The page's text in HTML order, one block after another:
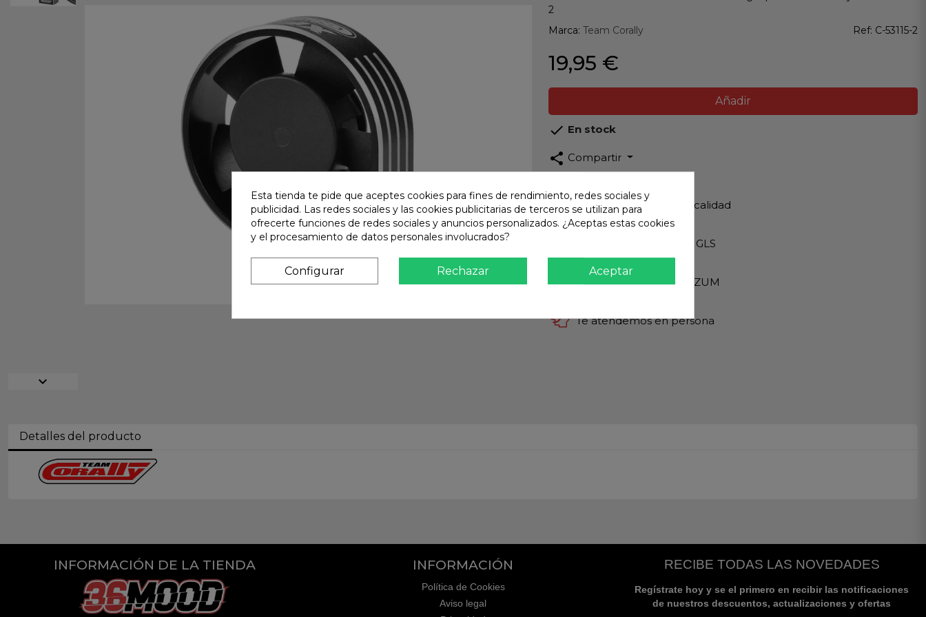
expand_more
2
Marca: Team Corally Ref: C-53115-2
19,95 €
Añadir
 En stock
share Compartir
Calidad Garantizada
Productos de Máxima calidad
Envío Rápido
Envios Internacionales GLS
Pago Seguro
TARJETA - PAYPAL - BIZUM
Te atendemos en persona
Detalles del producto
INFORMACIÓN DE LA TIENDA INFORMACIÓN
Política de Cookies
Aviso legal
RECIBE TODAS LAS NOVEDADES
Regístrate hoy y se el primero en recibir las notificaciones
de nuestros descuentos, actualizaciones y ofertas
Esta tienda te pide que aceptes cookies para fines de rendimiento, redes sociales y
publicidad. Las redes sociales y las cookies publicitarias de terceros se utilizan para
ofrecerte funciones de redes sociales y anuncios personalizados. ¿Aceptas estas cookies
y el procesamiento de datos personales involucrados?
Configurar Rechazar Aceptar